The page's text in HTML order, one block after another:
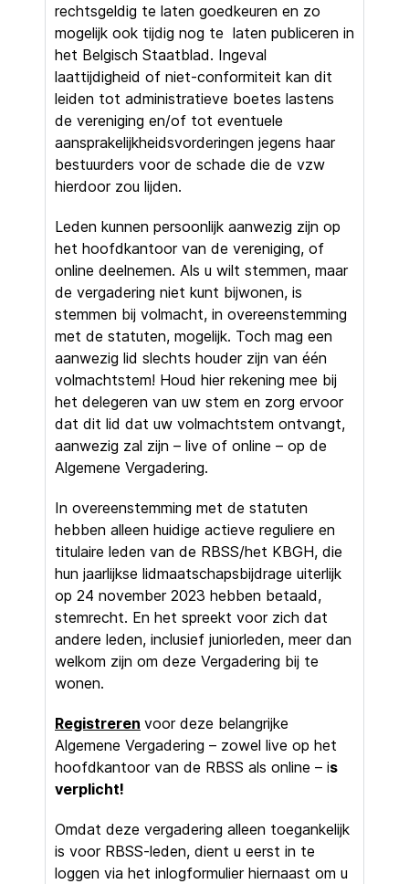
rechtsgeldig te laten goedkeuren en zo
mogelijk ook tijdig nog te laten publiceren in
het Belgisch Staatblad. Ingeval
laattijdigheid of niet-conformiteit kan dit
leiden tot administratieve boetes lastens
de vereniging en/of tot eventuele
aansprakelijkheidsvorderingen jegens haar
bestuurders voor de schade die de vzw
hierdoor zou lijden.
Leden kunnen persoonlijk aanwezig zijn op
het hoofdkantoor van de vereniging, of
online deelnemen. Als u wilt stemmen, maar
de vergadering niet kunt bijwonen, is
stemmen bij volmacht, in overeenstemming
met de statuten, mogelijk. Toch mag een
aanwezig lid slechts houder zijn van één
volmachtstem! Houd hier rekening mee bij
het delegeren van uw stem en zorg ervoor
dat dit lid dat uw volmachtstem ontvangt,
aanwezig zal zijn – live of online – op de
Algemene Vergadering.
In overeenstemming met de statuten
hebben alleen huidige actieve reguliere en
titulaire leden van de RBSS/het KBGH, die
hun jaarlijkse lidmaatschapsbijdrage uiterlijk
op 24 november 2023 hebben betaald,
stemrecht. En het spreekt voor zich dat
andere leden, inclusief juniorleden, meer dan
welkom zijn om deze Vergadering bij te
wonen.
Registreren voor deze belangrijke
Algemene Vergadering – zowel live op het
hoofdkantoor van de RBSS als online – is
verplicht!
Omdat deze vergadering alleen toegankelijk
is voor RBSS-leden, dient u eerst in te
loggen via het inlogformulier hiernaast om u